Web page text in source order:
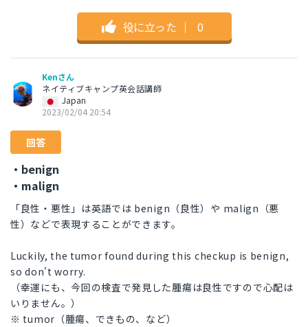
役に立った ｜ 0
Kenさん
ネイティブキャンプ英会話講師
Japan
2023/02/04 20:54
回答
・benign
・malign
「良性・悪性」は英語では benign（良性）や malign（悪
性）などで表現することができます。
Luckily, the tumor found during this checkup is benign,
so don't worry.
（幸運にも、今回の検査で発見した腫瘍は良性ですので心配は
いりません。）
※ tumor（腫瘍、できもの、など）